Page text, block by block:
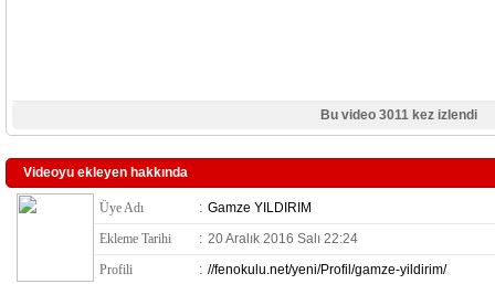
Bu video 3011 kez izlendi
Videoyu ekleyen hakkında
Üye Adı : Gamze YILDIRIM
Ekleme Tarihi
: 20 Aralık 2016 Salı 22:24
Profili
: //fenokulu.net/yeni/Profil/gamze-yildirim/